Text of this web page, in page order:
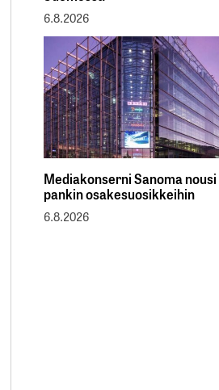
6.8.2026
Mediakonserni Sanoma nousi
pankin osakesuosikkeihin
6.8.2026